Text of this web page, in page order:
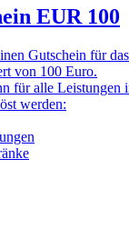
EUR 100
Gutschein für
von 100 Euro.
für alle Leistungen
werden: